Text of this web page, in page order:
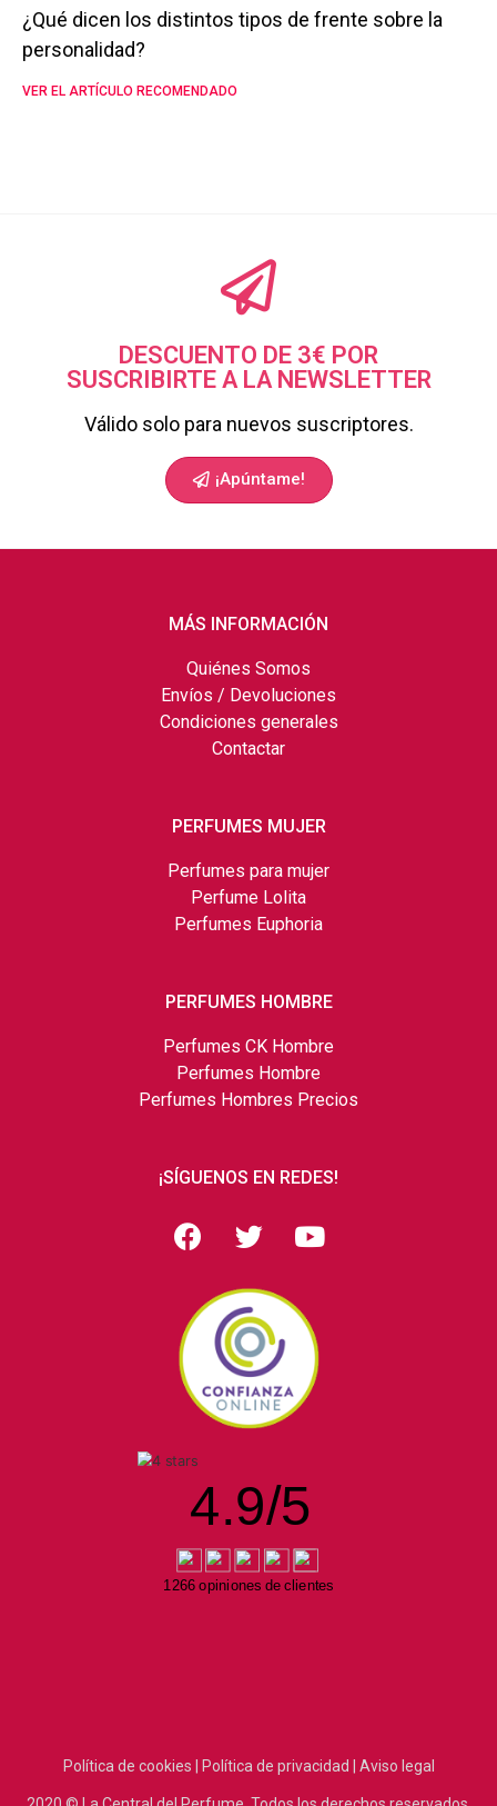
¿Qué dicen los distintos tipos de frente sobre la
personalidad?
VER EL ARTÍCULO RECOMENDADO
DESCUENTO DE 3€ POR
SUSCRIBIRTE A LA NEWSLETTER
Válido solo para nuevos suscriptores.
¡Apúntame!
MÁS INFORMACIÓN
Quiénes Somos
Envíos / Devoluciones
Condiciones generales
Contactar
PERFUMES MUJER
Perfumes para mujer
Perfume Lolita
Perfumes Euphoria
PERFUMES HOMBRE
Perfumes CK Hombre
Perfumes Hombre
Perfumes Hombres Precios
¡SÍGUENOS EN REDES!
4.9/5
1266 opiniones de clientes
Política de cookies | Política de privacidad | Aviso legal